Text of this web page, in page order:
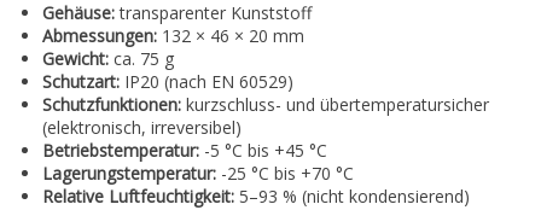
Gehäuse:transparenter Kunststoff
Abmessungen: 132 × 46 × 20 mm
Gewicht: ca. 75 g
Schutzart: IP20 (nach EN 60529)
Schutzfunktionen: kurzschluss- und übertemperatursicher
(elektronisch, irreversibel)
Betriebstemperatur: -5 °C bis +45 °C
Lagerungstemperatur: -25 °C bis +70 °C
Relative Luftfeuchtigkeit: 5–93 % (nicht kondensierend)